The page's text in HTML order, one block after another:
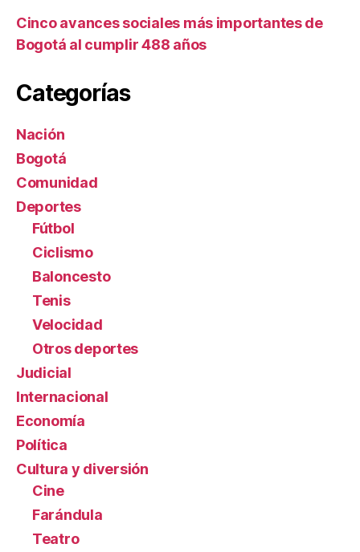
Cinco avances sociales más importantes de
Bogotá al cumplir 488 años
Categorías
Nación
Bogotá
Comunidad
Deportes
Fútbol
Ciclismo
Baloncesto
Tenis
Velocidad
Otros deportes
Judicial
Internacional
Economía
Política
Cultura y diversión
Cine
Farándula
Teatro